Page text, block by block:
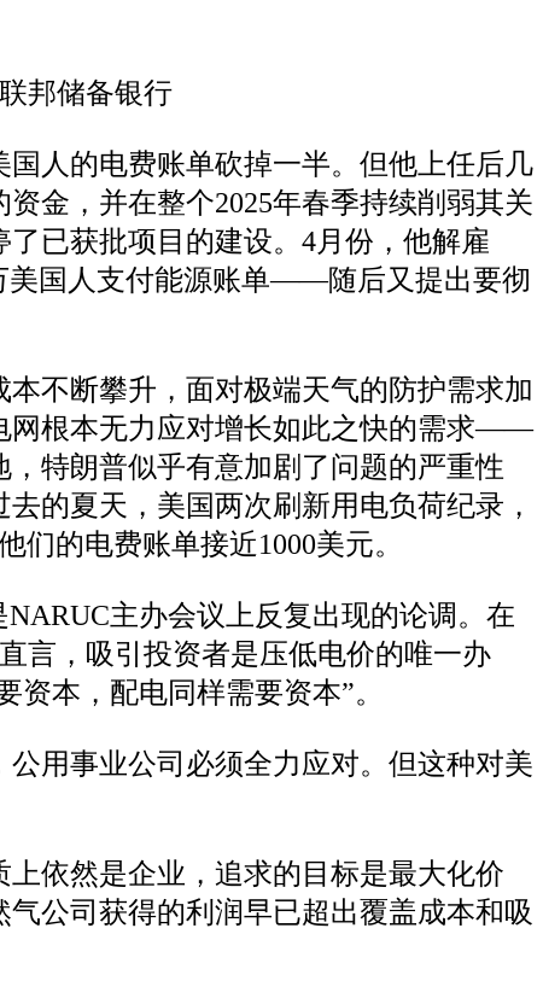
邦储备银行
人的电费账单砍掉一半。但他上任后几
金，并在整个2025年春季持续削弱其关
已获批项目的建设。4月份，他解雇
美国人支付能源账单——随后又提出要彻
不断攀升，面对极端天气的防护需求加
网根本无力应对增长如此之快的需求——
特朗普似乎有意加剧了问题的严重性
的夏天，美国两次刷新用电负荷纪录，
的电费账单接近1000美元。
主办会议上反复出现的论调。在
言，吸引投资者是压低电价的唯一办
本，配电同样需要资本”。
用事业公司必须全力应对。但这种对美
依然是企业，追求的目标是最大化价
公司获得的利润早已超出覆盖成本和吸